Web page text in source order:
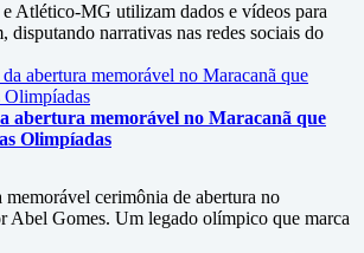
Atlético-MG utilizam dados e vídeos para
disputando narrativas nas redes sociais do
abertura memorável no Maracanã que
Olimpíadas
cerimônia de abertura no
Abel Gomes. Um legado olímpico que marca